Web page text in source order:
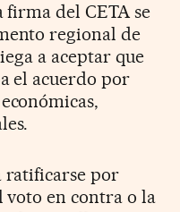
del CETA se
regional de
a aceptar que
el acuerdo por
ratificarse por
voto en contra o la